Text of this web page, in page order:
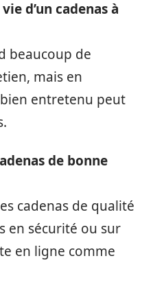
d’un cadenas à
beaucoup de
mais en
entretenu peut
de bonne
cadenas de qualité
en sécurité ou sur
en ligne comme